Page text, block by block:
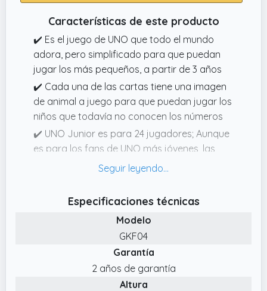
Características de este producto
✔️ Es el juego de UNO que todo el mundo
adora, pero simplificado para que puedan
jugar los más pequeños, a partir de 3 años
✔️ Cada una de las cartas tiene una imagen
de animal a juego para que puedan jugar los
niños que todavía no conocen los números
✔️ UNO Junior es para 24 jugadores; Aunque
es para los fans de UNO más jóvenes, las
adorables imágenes de animales del zoo
✔️ Cuando te queda una sola carta en la
mano, tienes que gritar UNO
✔️ El nivel uno consiste en hacer
coincidencias sencillas, el nivel dos introduce
cartas de acción y el nivel tres incorpora
también cartas de penalización
Especificaciones técnicas
Modelo
GKF04
Garantía
2 años de garantía
Altura